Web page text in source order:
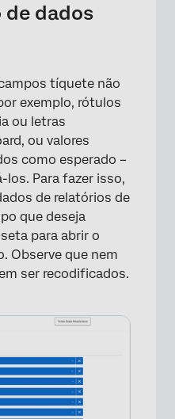
dados
tíquete não
exemplo, rótulos
ou letras
ou valores
como esperado –
los. Para fazer isso,
de relatórios de
que deseja
para abrir o
Observe que nem
ser recodificados.